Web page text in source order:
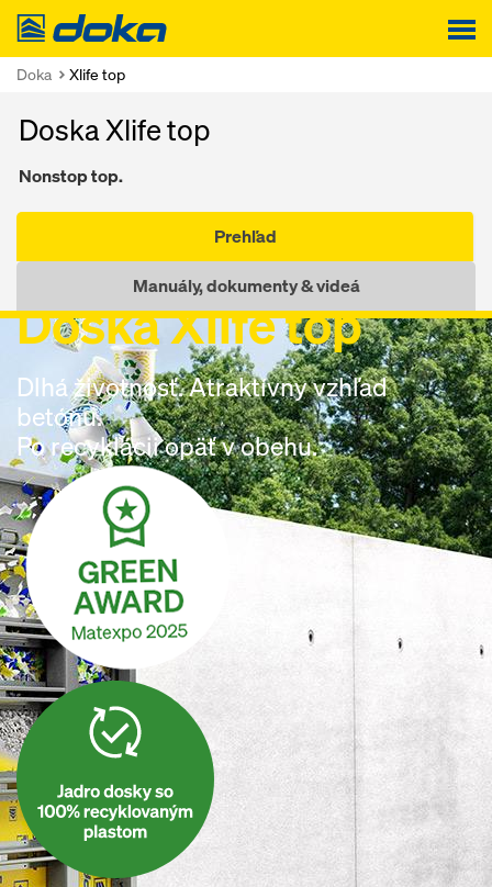
Doka
Doka Xlife top
Doska Xlife top
Nonstop top.
Prehľad
Manuály, dokumenty & videá
Nonstop top.
Doska Xlife top
Dlhá životnosť. Atraktívny vzhľad
betónu.
Po recyklácii opäť v obehu.